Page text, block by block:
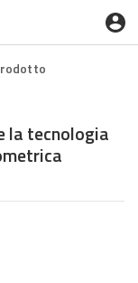
la tecnologia